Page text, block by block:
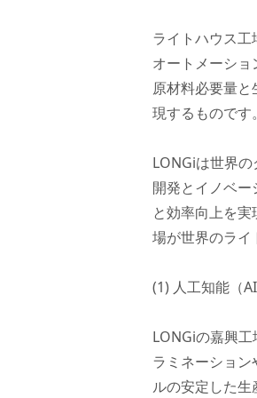
ライトハウス工
オートメーショ
原材料必要量
現するものです。
LONGiは世界
開発とイノベ
と効率向上を
場が世界のライ
(1) 人工知能（
LONGiの嘉興
ラミネーショ
ルの安定した生